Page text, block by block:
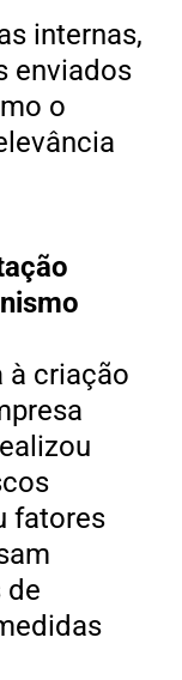
internas,
enviados
o
à criação
fatores
de